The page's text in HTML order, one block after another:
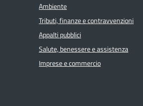
Ambiente
Tributi, finanze e contravvenzioni
Appalti pubblici
Salute, benessere e assistenza
Imprese e commercio